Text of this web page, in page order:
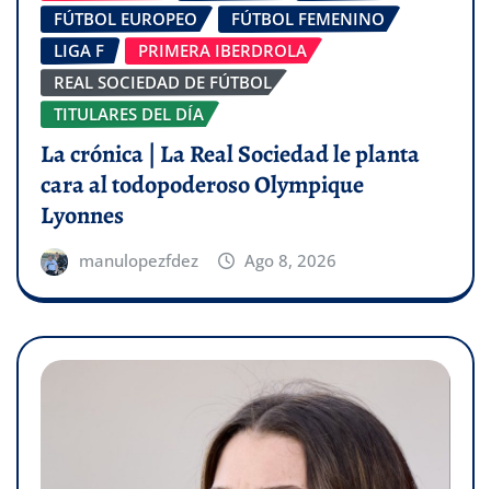
FÚTBOL EUROPEO
FÚTBOL FEMENINO
LIGA F
PRIMERA IBERDROLA
REAL SOCIEDAD DE FÚTBOL
TITULARES DEL DÍA
La crónica | La Real Sociedad le planta
cara al todopoderoso Olympique
Lyonnes
manulopezfdez Ago 8, 2026